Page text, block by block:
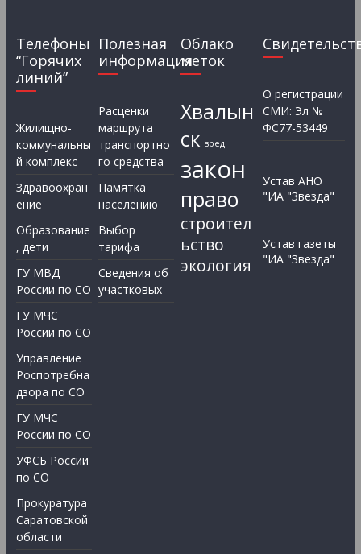
Телефоны
“Горячих
линий”
Жилищно-
коммунальны
й комплекс
Здравоохран
ение
Образование
, дети
ГУ МВД
России по СО
ГУ МЧС
России по СО
Управление
Роспотребна
дзора по СО
ГУ МЧС
России по СО
УФСБ России
по СО
Прокуратура
Саратовской
области
Полезная
информация
Расценки
маршрута
транспортно
го средства
Памятка
населению
Выбор
тарифа
Сведения об
участковых
Облако
меток
Хвалын
ск вред
закон
право
строител
ьство
экология
О регистрации
СМИ: Эл №
ФС77-53449
Устав АНО
"ИА "Звезда"
Устав газеты
"ИА "Звезда"